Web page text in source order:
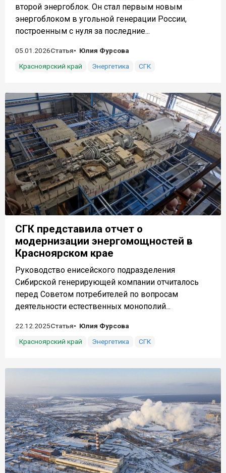
второй энергоблок. Он стал первым новым
энергоблоком в угольной генерации России,
построенным с нуля за последние...
05.01.2026Статья
Юлия Фурсова
Красноярский край
Энергетика СГК
СГК представила отчет о
модернизации энергомощностей в
Красноярском крае
Руководство енисейского подразделения
Сибирской генерирующей компании отчиталось
перед Советом потребителей по вопросам
деятельности естественных монополий...
22.12.2025Статья
Юлия Фурсова
Красноярский край
Энергетика СГК